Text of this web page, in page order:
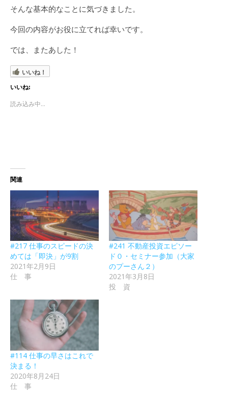
そんな基本的なことに気づきました。
今回の内容がお役に立てれば幸いです。
では、またあした！
いいね！
いいね:
読み込み中...
関連
#217 仕事のスピードの決
めては「即決」が9割
2021年2月9日
仕 事
#241 不動産投資エピソー
ド０・セミナー参加（大家
のプーさん２）
2021年3月8日
投 資
#114 仕事の早さはこれで
決まる！
2020年8月24日
仕 事